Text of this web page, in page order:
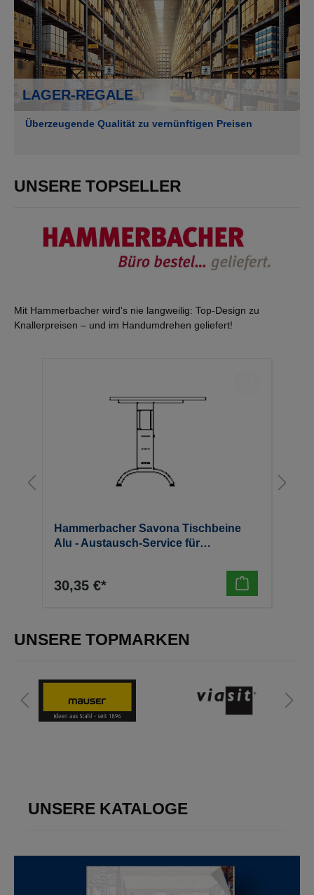
LAGER-REGALE
Überzeugende Qualität zu vernünftigen Preisen
UNSERE TOPSELLER
Mit Hammerbacher wird's nie langweilig: Top-Design zu
Knallerpreisen – und im Handumdrehen geliefert!
Hammerbacher Savona Tischbeine
Alu - Austausch-Service für
30,35 €*
UNSERE TOPMARKEN
UNSERE KATALOGE